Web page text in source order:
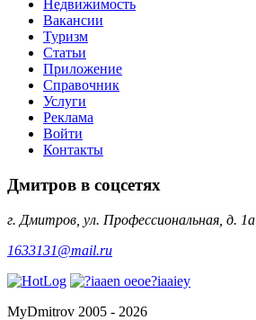
Недвижимость
Вакансии
Туризм
Статьи
Приложение
Справочник
Услуги
Реклама
Войти
Контакты
Дмитров в соцсетях
г. Дмитров, ул. Профессиональная, д. 1а
1633131@mail.ru
MyDmitrov 2005 - 2026